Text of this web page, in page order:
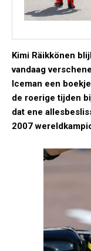
Kimi Räikkönen
vandaag
Iceman een
de roerige tijden
dat ene
2007